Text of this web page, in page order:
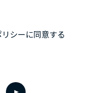
シーに同意する